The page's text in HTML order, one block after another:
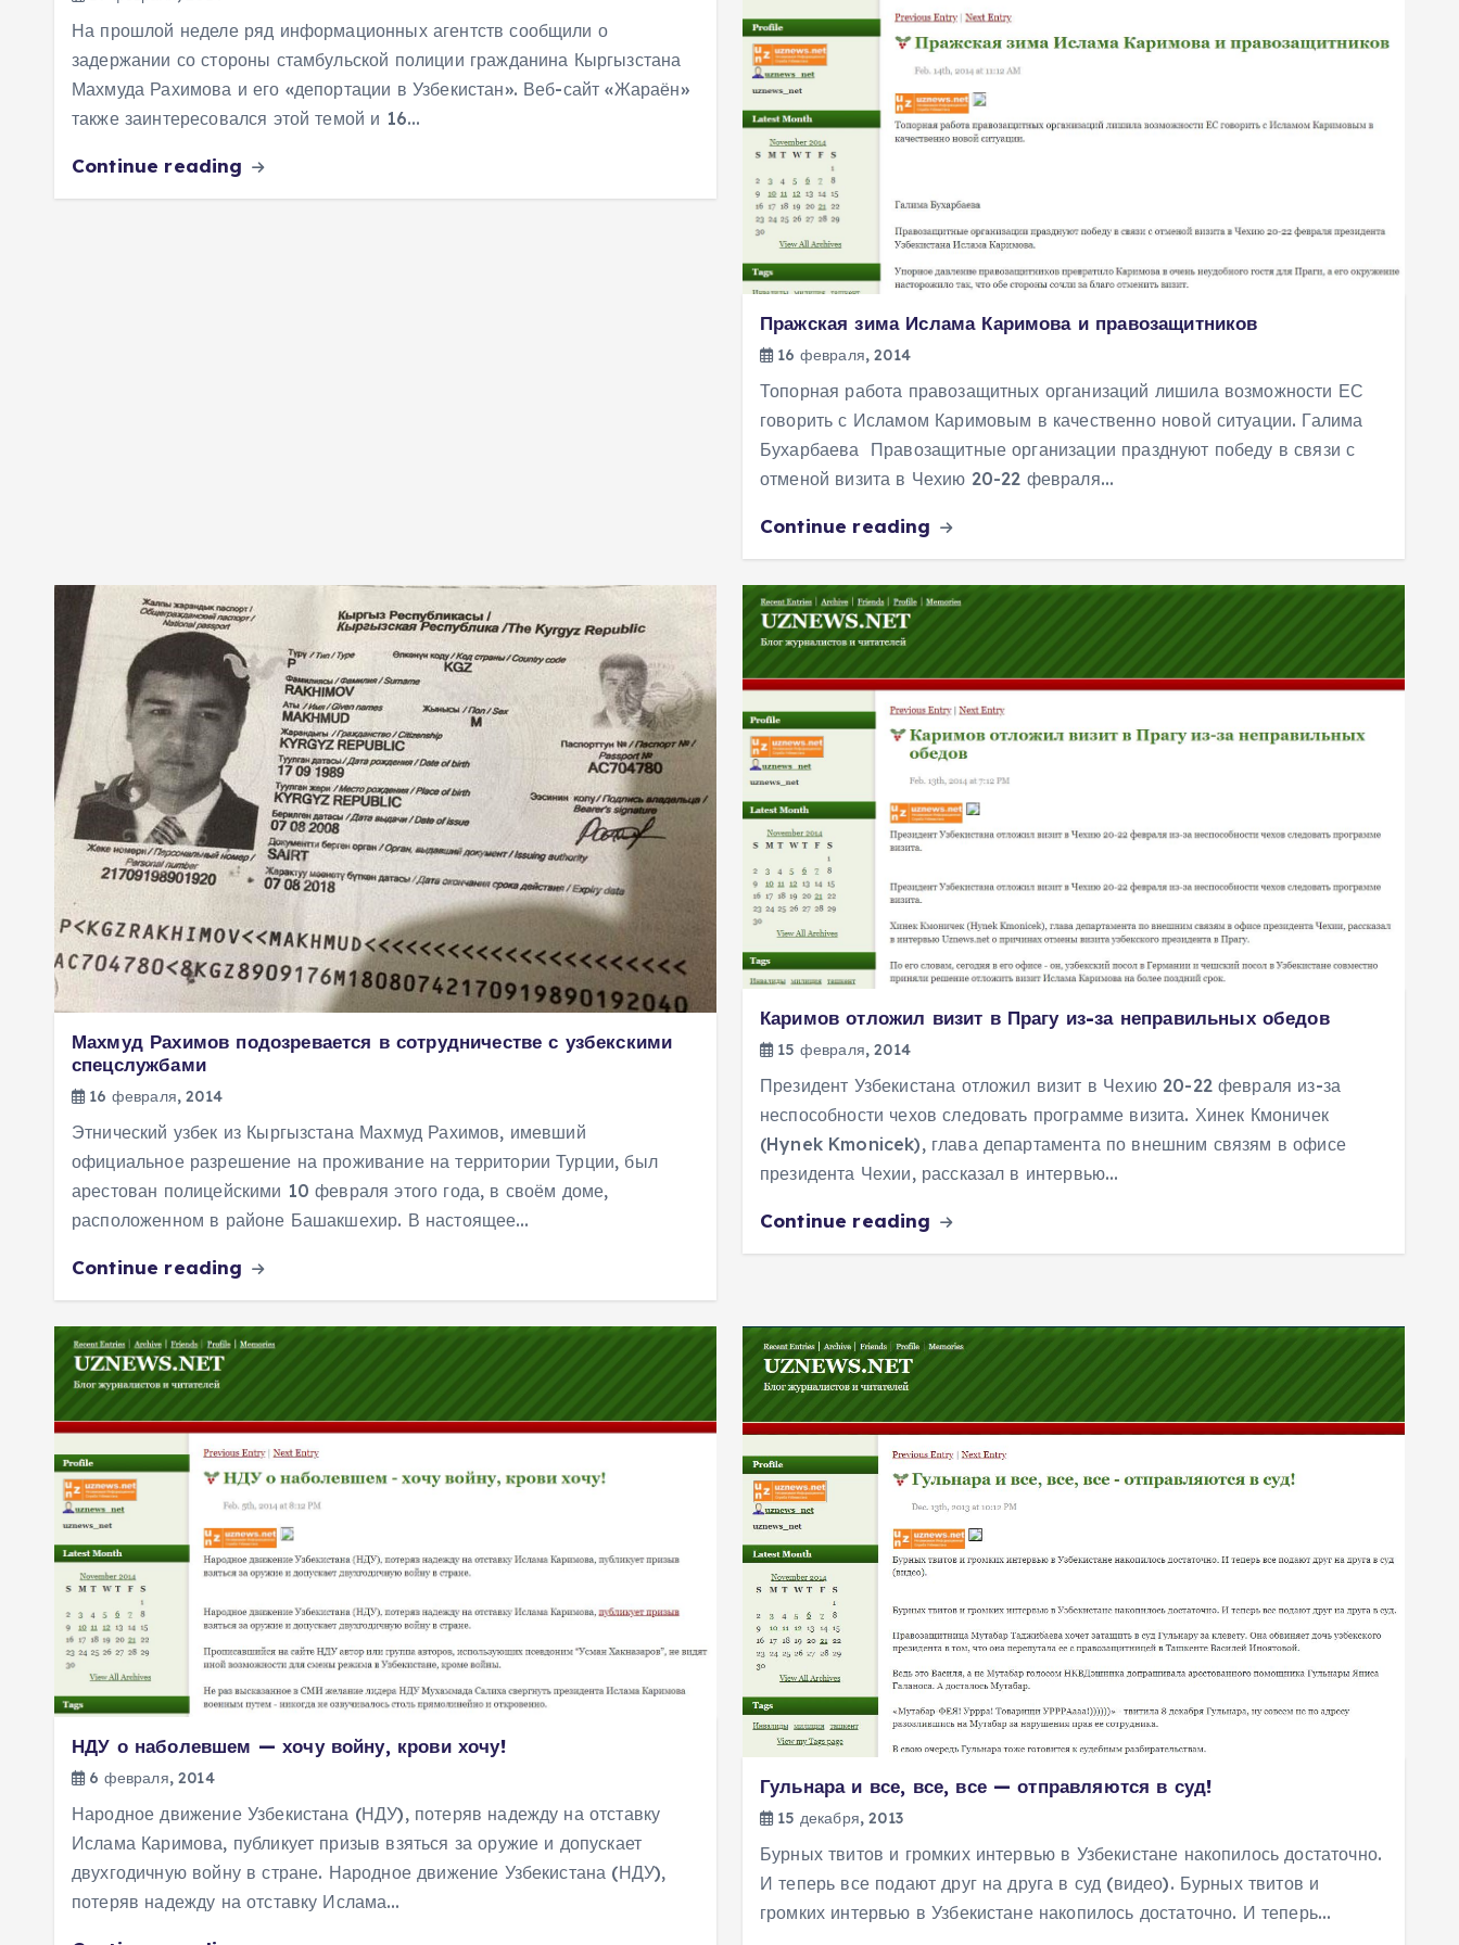
На прошлой неделе ряд информационных агентств сообщили о
задержании со стороны стамбульской полиции гражданина Кыргызстана
Махмуда Рахимова и его «депортации в Узбекистан». Веб-сайт «Жараён»
также заинтересовался этой темой и 16…
Continue reading
Пражская зима Ислама Каримова и правозащитников
16 февраля, 2014
Топорная работа правозащитных организаций лишила возможности ЕС
говорить с Исламом Каримовым в качественно новой ситуации. Галима
Бухарбаева Правозащитные организации празднуют победу в связи с
отменой визита в Чехию 20-22 февраля…
Continue reading
Махмуд Рахимов подозревается в сотрудничестве с узбекскими
спецслужбами
16 февраля, 2014
Этнический узбек из Кыргызстана Махмуд Рахимов, имевший
официальное разрешение на проживание на территории Турции, был
арестован полицейскими 10 февраля этого года, в своём доме,
расположенном в районе Башакшехир. В настоящее…
Continue reading
Каримов отложил визит в Прагу из-за неправильных обедов
15 февраля, 2014
Президент Узбекистана отложил визит в Чехию 20-22 февраля из-за
неспособности чехов следовать программе визита. Хинек Кмоничек
(Hynek Kmonicek), глава департамента по внешним связям в офисе
президента Чехии, рассказал в интервью…
Continue reading
НДУ о наболевшем — хочу войну, крови хочу!
6 февраля, 2014
Народное движение Узбекистана (НДУ), потеряв надежду на отставку
Ислама Каримова, публикует призыв взяться за оружие и допускает
двухгодичную войну в стране. Народное движение Узбекистана (НДУ),
потеряв надежду на отставку Ислама…
Гульнара и все, все, все — отправляются в суд!
15 декабря, 2013
Бурных твитов и громких интервью в Узбекистане накопилось достаточно.
И теперь все подают друг на друга в суд (видео). Бурных твитов и
громких интервью в Узбекистане накопилось достаточно. И теперь…